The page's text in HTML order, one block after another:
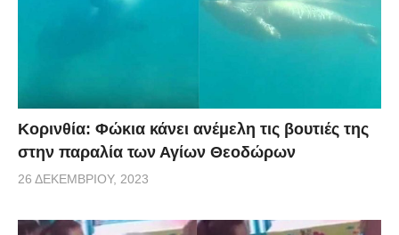
Κορινθία: Φώκια κάνει ανέμελη τις βουτιές της
στην παραλία των Αγίων Θεοδώρων
26 ΔΕΚΕΜΒΡΊΟΥ, 2023